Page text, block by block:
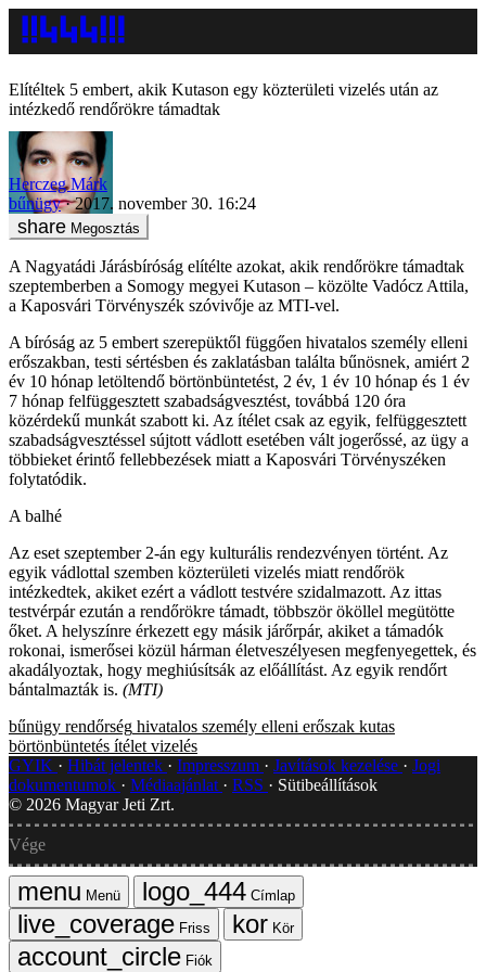
Elítéltek 5 embert, akik Kutason egy közterületi vizelés után az
intézkedő rendőrökre támadtak
Herczeg Márk
bűnügy
2017. november 30. 16:24
Megosztás
A Nagyatádi Járásbíróság elítélte azokat, akik rendőrökre támadtak
szeptemberben a Somogy megyei Kutason – közölte Vadócz Attila,
a Kaposvári Törvényszék szóvivője az MTI-vel.
A bíróság az 5 embert szerepüktől függően hivatalos személy elleni
erőszakban, testi sértésben és zaklatásban találta bűnösnek, amiért 2
év 10 hónap letöltendő börtönbüntetést, 2 év, 1 év 10 hónap és 1 év
7 hónap felfüggesztett szabadságvesztést, továbbá 120 óra
közérdekű munkát szabott ki. Az ítélet csak az egyik, felfüggesztett
szabadságvesztéssel sújtott vádlott esetében vált jogerőssé, az ügy a
többieket érintő fellebbezések miatt a Kaposvári Törvényszéken
folytatódik.
A balhé
Az eset szeptember 2-án egy kulturális rendezvényen történt. Az
egyik vádlottal szemben közterületi vizelés miatt rendőrök
intézkedtek, akiket ezért a vádlott testvére szidalmazott. Az ittas
testvérpár ezután a rendőrökre támadt, többször ököllel megütötte
őket. A helyszínre érkezett egy másik járőrpár, akiket a támadók
rokonai, ismerősei közül hárman életveszélyesen megfenyegettek, és
akadályoztak, hogy meghiúsítsák az előállítást. Az egyik rendőrt
bántalmazták is. (MTI)
bűnügy rendőrség hivatalos személy elleni erőszak kutas
börtönbüntetés ítélet vizelés
GYIK
Hibát jelentek Impresszum Javítások kezelése
Jogi
dokumentumok
Médiaajánlat RSS
Sütibeállítások
© 2026 Magyar Jeti Zrt.
Vége
Menü
Címlap
Friss
Kör
Fiók